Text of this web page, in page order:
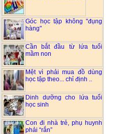
Góc học tập không "đụng
hàng"
Cần bắt đầu từ lứa tuổi
mầm non
Mệt vì phải mua đồ dùng
học tập theo... chỉ định ..
Dinh dưỡng cho lứa tuổi
học sinh
Con đi nhà trẻ, phụ huynh
phải “rắn”